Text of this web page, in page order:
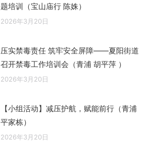
题培训（宝山庙行 陈姝）
2026年3月20日
压实禁毒责任 筑牢安全屏障——夏阳街道
召开禁毒工作培训会（青浦 胡平萍 ）
2026年3月20日
【小组活动】减压护航，赋能前行（青浦
平家栋）
2026年3月20日